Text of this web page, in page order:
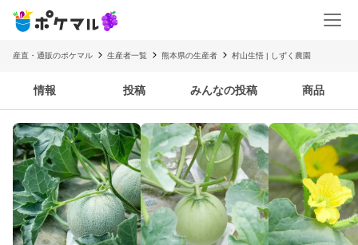
産直・通販のポケマル 生産者一覧 熊本県の生産者 村山生悟 | しずく農園
情報 投稿 みんなの投稿 商品